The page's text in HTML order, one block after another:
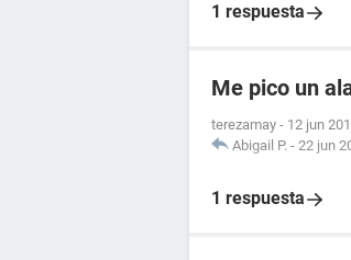
1 respuesta
Me pico un
terezamay - 12 jun
Abigail P. - 22 jun
1 respuesta